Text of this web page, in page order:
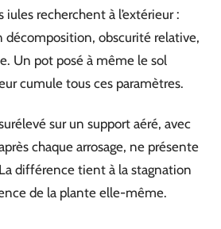
recherchent à l’extérieur :
décomposition, obscurité relative,
Un pot posé à même le sol
cumule tous ces paramètres.
sur un support aéré, avec
chaque arrosage, ne présente
différence tient à la stagnation
de la plante elle-même.